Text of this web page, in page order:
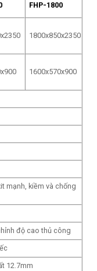
FHP-1800
1800x850x2350
1600x570x900
mạnh, kiềm và chống
độ cao thủ công
12.7mm